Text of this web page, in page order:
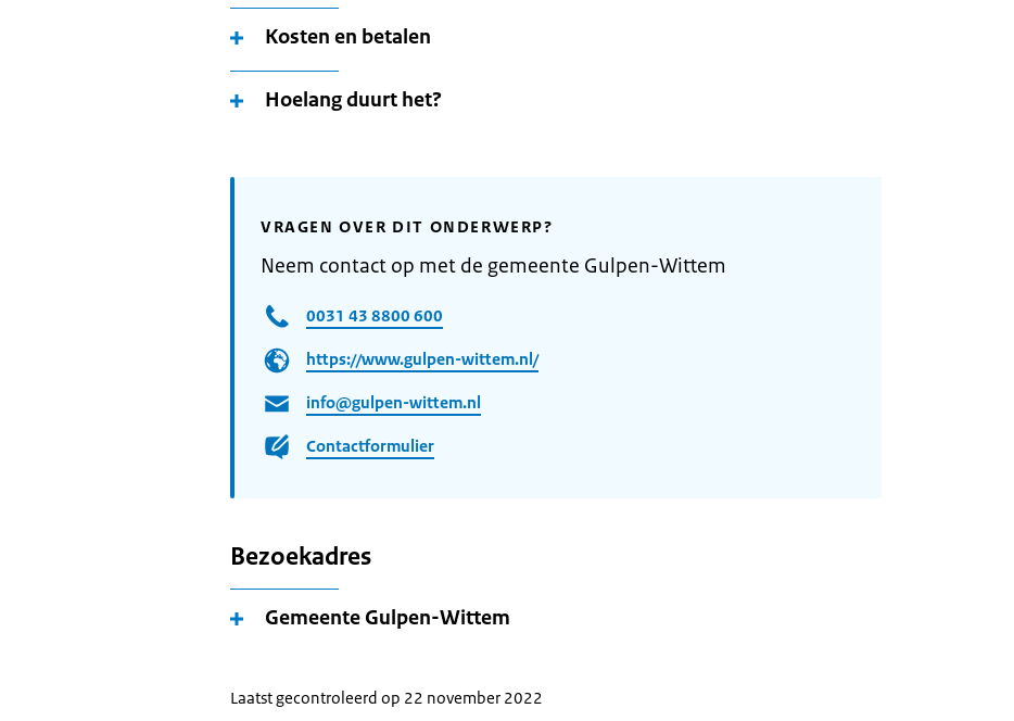
Kosten en betalen
Hoelang duurt het?
VRAGEN OVER DIT ONDERWERP?
Neem contact op met de gemeente Gulpen-Wittem
0031 43 8800 600
https://www.gulpen-wittem.nl/
info@gulpen-wittem.nl
Contactformulier
Bezoekadres
Gemeente Gulpen-Wittem
Laatst gecontroleerd op 22 november 2022